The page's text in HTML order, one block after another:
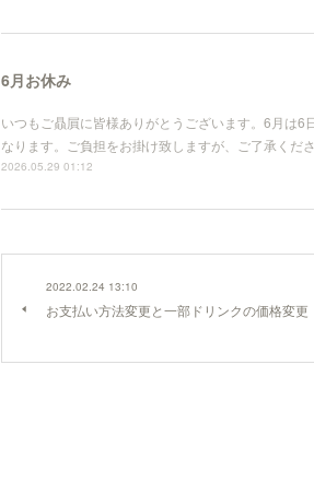
6月お休み
いつもご贔屓に皆様ありがとうございます。6月は
なります。ご負担をお掛け致しますが、ご了承く
2026.05.29 01:12
2022.02.24 13:10
お支払い方法変更と一部ドリンクの価格変更